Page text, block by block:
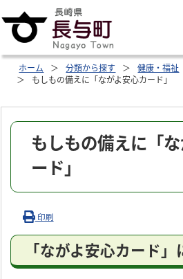
ホーム 分類から探す 健康・福祉
もしもの備えに「ながよ安心カード」
もしもの備えに「
ード」
印刷
「ながよ安心カード」